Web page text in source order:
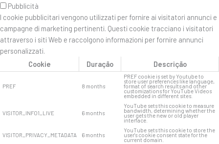
Pubblicità
I cookie pubblicitari vengono utilizzati per fornire ai visitatori annunci e
campagne di marketing pertinenti. Questi cookie tracciano i visitatori
attraverso i siti Web e raccolgono informazioni per fornire annunci
personalizzati.
Cookie
Duração Descrição
PREF 8 months
PREF cookie is set by Youtube to
store user preferences like language,
format of search results and other
customizations for YouTube Videos
embedded in different sites.
VISITOR_INFO1_LIVE 6 months
YouTube sets this cookie to measure
bandwidth, determining whether the
user gets the new or old player
interface.
VISITOR_PRIVACY_METADATA 6 months
YouTube sets this cookie to store the
user's cookie consent state for the
current domain.